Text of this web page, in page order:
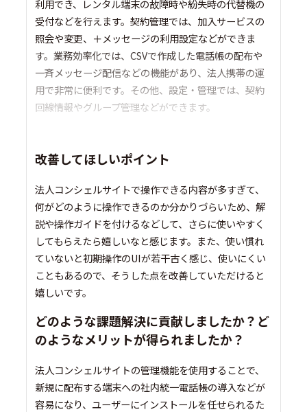
利用でき、レンタル端末の故障時や紛失時の代替機の
受付などを行えます。契約管理では、加入サービスの
照会や変更、＋メッセージの利用設定などができま
す。業務効率化では、CSVで作成した電話帳の配布や
一斉メッセージ配信などの機能があり、法人携帯の運
用で非常に便利です。その他、設定・管理では、契約
回線情報やグループ管理などができます。
改善してほしいポイント
法人コンシェルサイトで操作できる内容が多すぎて、
何がどのように操作できるのか分かりづらいため、解
説や操作ガイドを付けるなどして、さらに使いやすく
してもらえたら嬉しいなと感じます。また、使い慣れ
ていないと初期操作のUIが若干古く感じ、使いにくい
こともあるので、そうした点を改善していただけると
嬉しいです。
どのような課題解決に貢献しましたか？ど
のようなメリットが得られましたか？
法人コンシェルサイトの管理機能を使用することで、
新規に配布する端末への社内統一電話帳の導入などが
容易になり、ユーザーにインストールを任せられるた